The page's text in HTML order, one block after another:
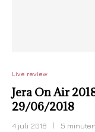
Live review
Jera On Air
29/06/2018
4 juli 2018 5